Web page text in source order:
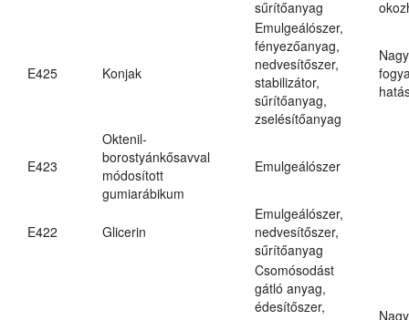
sűrítőanyag
E425 Konjak
Emulgeálószer,
fényezőanyag,
nedvesítőszer,
stabilizátor,
sűrítőanyag,
zselésítőanyag
E423
Oktenil-
borostyánkősavval
módosított
gumiarábikum
Emulgeálószer
E422 Glicerin
Emulgeálószer,
nedvesítőszer,
sűrítőanyag
Csomósodást
gátló anyag,
édesítőszer,